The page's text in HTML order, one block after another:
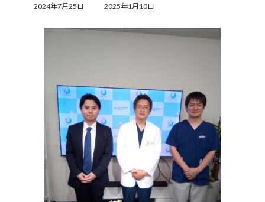
2024年7月25日
最
更
2025年1月10日